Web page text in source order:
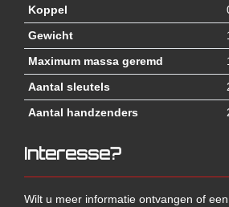
Koppel
Gewicht
Maximum massa geremd
Aantal sleutels
Aantal handzenders
Interesse?
Wilt u meer informatie ontvangen of